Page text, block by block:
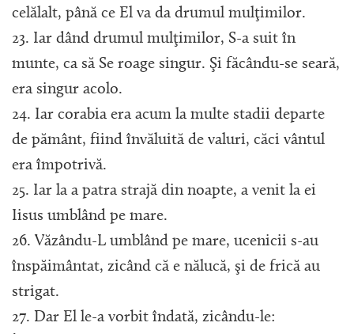
celălalt, până ce El va da drumul mulţimilor.
23. Iar dând drumul mulţimilor, S-a suit în
munte, ca să Se roage singur. Şi făcându-se seară,
era singur acolo.
24. Iar corabia era acum la multe stadii departe
de pământ, fiind învăluită de valuri, căci vântul
era împotrivă.
25. Iar la a patra strajă din noapte, a venit la ei
Iisus umblând pe mare.
26. Văzându-L umblând pe mare, ucenicii s-au
înspăimântat, zicând că e nălucă, şi de frică au
strigat.
27. Dar El le-a vorbit îndată, zicându-le: